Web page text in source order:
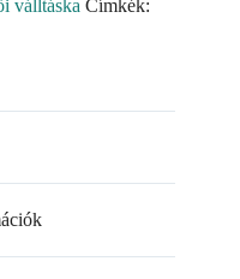
válltáska Címkék: